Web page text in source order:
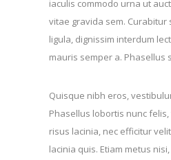
iaculis commodo urna ut
vitae gravida sem.
ligula, dignissim interdum
mauris semper a. Phasellus
Quisque nibh eros,
Phasellus lobortis nunc
risus lacinia, nec efficitur
lacinia quis. Etiam metus